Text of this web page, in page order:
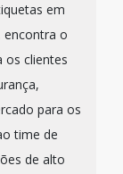
em
encontra o
os clientes
para os
time de
de alto